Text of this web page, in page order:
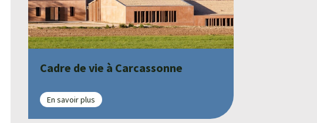
Cadre de vie à Carcassonne
En savoir plus